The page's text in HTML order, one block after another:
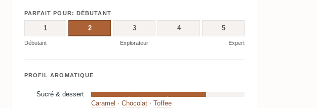
PARFAIT POUR: DÉBUTANT
1 2 3 4 5
Débutant Explorateur Expert
PROFIL AROMATIQUE
Sucré & dessert
Caramel · Chocolat· Toffee